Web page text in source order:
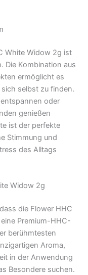
White Widow 2g ist
Die Kombination aus
ermöglicht es
selbst zu finden.
oder
genießen
ist der perfekte
Stimmung und
des Alltags
Widow 2g
die Flower HHC
Premium-HHC-
berühmtesten
Aroma,
in der Anwendung
Besondere suchen.